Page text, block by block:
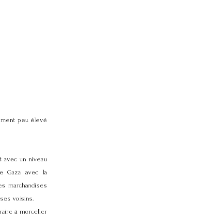
peu élevé
avec un niveau
Gaza avec la
marchandises
voisins.
à morceller